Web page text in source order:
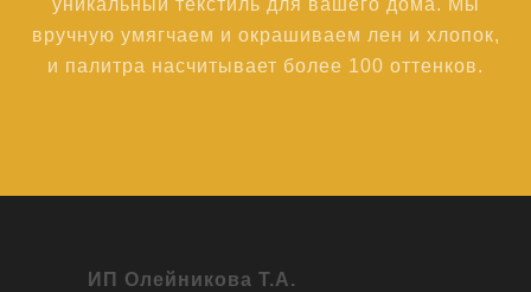
уникальный текстиль для вашего дома. Мы
вручную умягчаем и окрашиваем лен и хлопок,
и палитра насчитывает более 100 оттенков.
ИП Олейникова Т.А.